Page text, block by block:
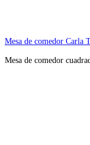
Mesa de comedor Carla
Mesa de comedor